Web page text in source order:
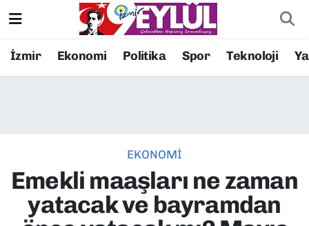
İzmir Ekonomi Politika Spor Teknoloji
EKONOMİ
Emekli maaşları ne zaman
yatacak ve bayramdan
Resmi İlanlar
EKONOMİ
Konak Nöbetçi Eczaneler
Süper Lig Puan Durumu ve Fikstür
Tüm Manşetler